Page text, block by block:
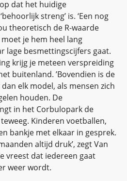
dat het huidige
streng’ is. ‘Een nog
theoretisch de R-waarde
je hem heel lang
lage besmettingscijfers gaat.
krijg je meteen verspreiding
buitenland. ’Bovendien is de
elk model, als mensen zich
houden. De
in het Corbulopark de
Kinderen voetballen,
bankje met elkaar in gesprek.
altijd druk’, zegt Van
vreest dat iedereen gaat
weer wordt.